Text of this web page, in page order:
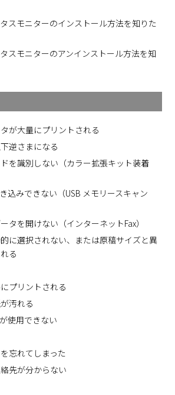
スモニターのインストール方法を知りた
スモニターのアンインストール方法を知
が大量にプリントされる
逆さまになる
を識別しない（カラー拡張キット装着
込みできない（USB メモリースキャン
タを開けない（インターネットFax）
に選択されない、または原稿サイズと異
る
プリントされる
汚れる
使用できない
忘れてしまった
先が分からない